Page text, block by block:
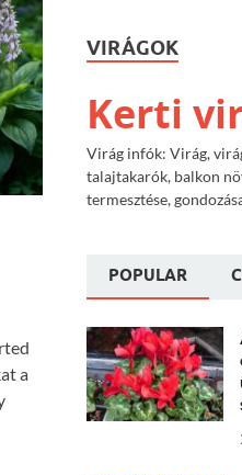
a
VIRÁGOK
Kerti
Virág infók: Virág,
talajtakarók, balkon
termesztése,
POPULAR